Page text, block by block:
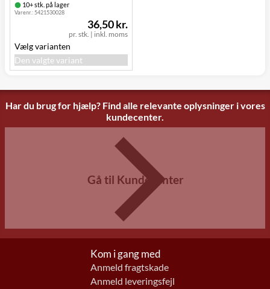
10+ stk. på lager
Varenr.: 5421530028
pr. stk. | inkl. moms
36,50 kr.
Vælg varianten
Den valgte variant
Har du brug for hjælp? Find alle relevante oplysninger i vores
kundecenter.
Gå til Kundecenter
Kom i gang med
Anmeld fragtskade
Anmeld leveringsfejl